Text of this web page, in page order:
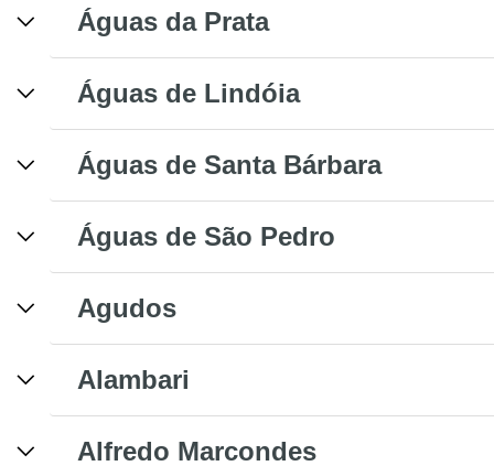
Águas da Prata
Águas de Lindóia
Águas de Santa Bárbara
Águas de São Pedro
Agudos
Alambari
Alfredo Marcondes